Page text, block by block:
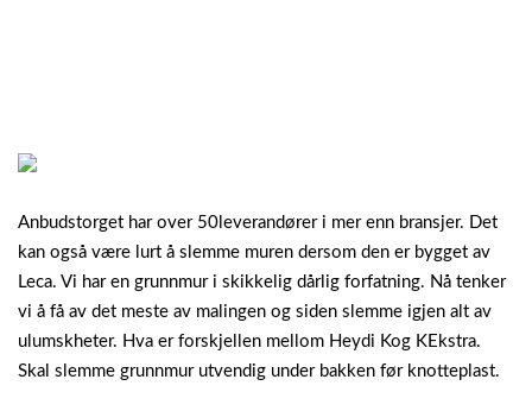
Anbudstorget har over 50leverandører i mer enn bransjer. Det
kan også være lurt å slemme muren dersom den er bygget av
Leca. Vi har en grunnmur i skikkelig dårlig forfatning. Nå tenker
vi å få av det meste av malingen og siden slemme igjen alt av
ulumskheter. Hva er forskjellen mellom Heydi Kog KEkstra.
Skal slemme grunnmur utvendig under bakken før knotteplast.